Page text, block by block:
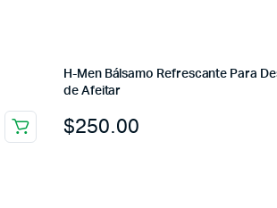
H-Men Bálsamo Refrescante Para
de Afeitar
$250.00